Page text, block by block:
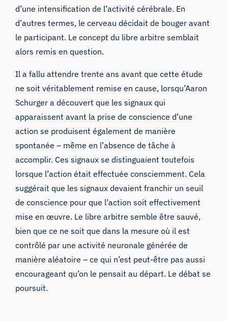
d’une intensification de l’activité cérébrale. En
d’autres termes, le cerveau décidait de bouger avant
le participant. Le concept du libre arbitre semblait
alors remis en question.
Il a fallu attendre trente ans avant que cette étude
ne soit véritablement remise en cause, lorsqu’Aaron
Schurger a découvert que les signaux qui
apparaissent avant la prise de conscience d’une
action se produisent également de manière
spontanée – même en l’absence de tâche à
accomplir. Ces signaux se distinguaient toutefois
lorsque l’action était effectuée consciemment. Cela
suggérait que les signaux devaient franchir un seuil
de conscience pour que l’action soit effectivement
mise en œuvre. Le libre arbitre semble être sauvé,
bien que ce ne soit que dans la mesure où il est
contrôlé par une activité neuronale générée de
manière aléatoire – ce qui n’est peut-être pas aussi
encourageant qu’on le pensait au départ. Le débat se
poursuit.